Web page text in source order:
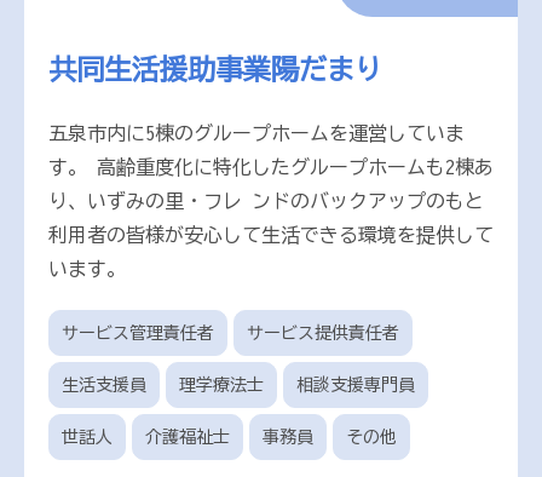
共同生活援助事業陽だまり
五泉市内に5棟のグループホームを運営していま
す。 高齢重度化に特化したグループホームも2棟あ
り、いずみの里・フレ ンドのバックアップのもと
利用者の皆様が安心して生活できる環境を提供して
います。
サービス管理責任者 サービス提供責任者
生活支援員 理学療法士 相談支援専門員
世話人 介護福祉士 事務員 その他